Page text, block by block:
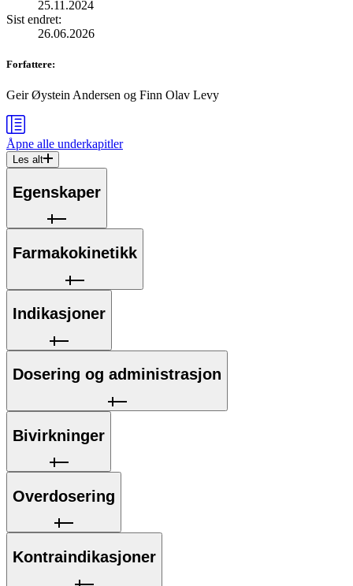
25.11.2024
Sist endret:
26.06.2026
Forfattere:
Geir Øystein Andersen og Finn Olav Levy
Åpne alle underkapitler
Les alt
Egenskaper
Farmakokinetikk
Indikasjoner
Dosering og administrasjon
Bivirkninger
Overdosering
Kontraindikasjoner